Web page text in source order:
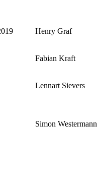
Henry Graf
Fabian Kraft
Lennart Sievers
Simon Westermann